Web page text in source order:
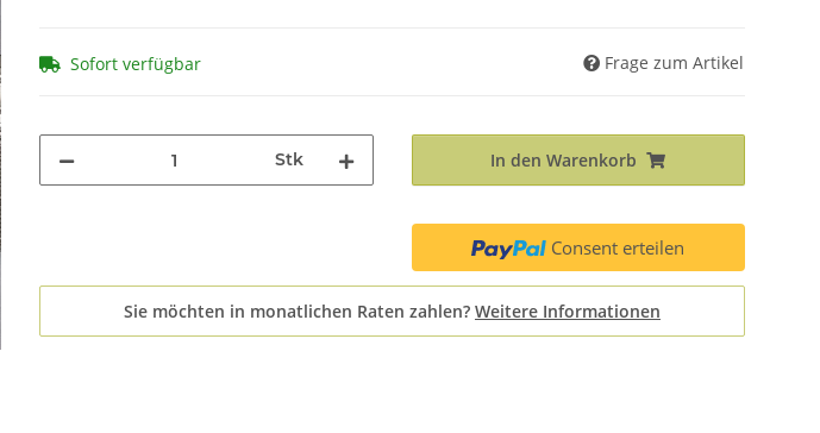
Sofort verfügbar Frage zum Artikel
Stk In den Warenkorb
Consent erteilen
Sie möchten in monatlichen Raten zahlen? Weitere Informationen